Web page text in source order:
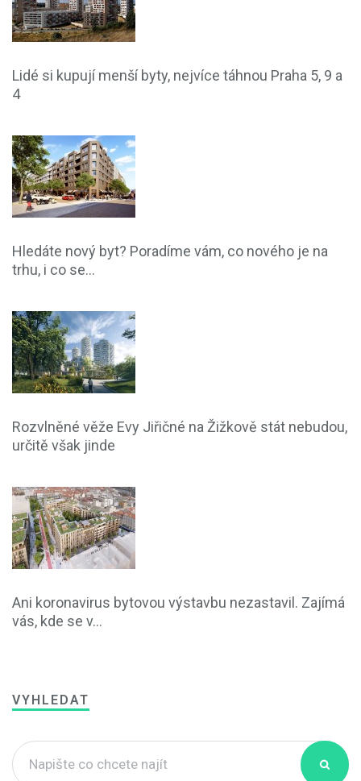
Lidé si kupují menší byty, nejvíce táhnou Praha 5, 9 a
4
Hledáte nový byt? Poradíme vám, co nového je na
trhu, i co se...
Rozvlněné věže Evy Jiřičné na Žižkově stát nebudou,
určitě však jinde
Ani koronavirus bytovou výstavbu nezastavil. Zajímá
vás, kde se v...
VYHLEDAT